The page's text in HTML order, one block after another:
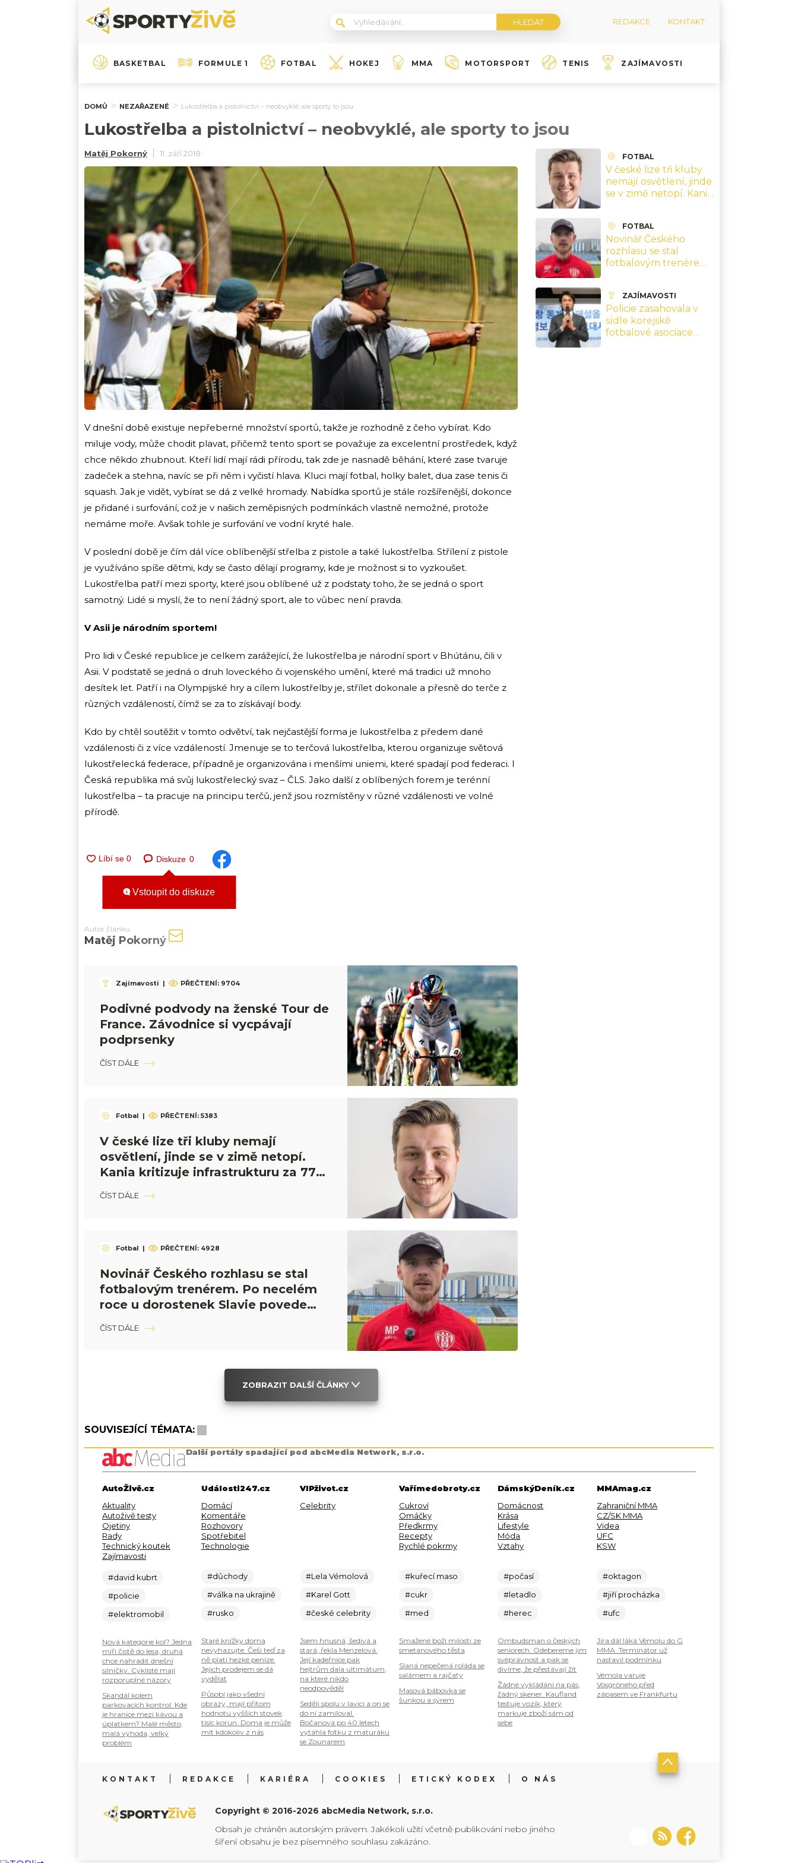
REDAKCE KONTAKT
BASKETBAL FORMULE 1 FOTBAL HOKEJ MMA MOTORSPORT TENIS ZAJÍMAVOSTI
DOMŮ NEZAŘAZENÉ Lukostřelba a pistolnictví – neobvyklé, ale sporty to jsou
Lukostřelba a pistolnictví – neobvyklé, ale sporty to jsou
Matěj Pokorný 11. září 2018
V dnešní době existuje nepřeberné množství sportů, takže je rozhodně z čeho vybírat. Kdo
miluje vody, může chodit plavat, přičemž tento sport se považuje za excelentní prostředek, když
chce někdo zhubnout. Kteří lidí mají rádi přírodu, tak zde je nasnadě běhání, které zase tvaruje
zadeček a stehna, navíc se při něm i vyčistí hlava. Kluci mají fotbal, holky balet, dua zase tenis či
squash. Jak je vidět, vybírat se dá z velké hromady. Nabídka sportů je stále rozšířenější, dokonce
je přidané i surfování, což je v našich zeměpisných podmínkách vlastně nemožné, protože
nemáme moře. Avšak tohle je surfování ve vodní kryté hale.
V poslední době je čím dál více oblíbenější střelba z pistole a také lukostřelba. Střílení z pistole
je využíváno spíše dětmi, kdy se často dělají programy, kde je možnost si to vyzkoušet.
Lukostřelba patří mezi sporty, které jsou oblíbené už z podstaty toho, že se jedná o sport
samotný. Lidé si myslí, že to není žádný sport, ale to vůbec není pravda.
V Asii je národním sportem!
Pro lidi v České republice je celkem zarážející, že lukostřelba je národní sport v Bhútánu, čili v
Asii. V podstatě se jedná o druh loveckého či vojenského umění, které má tradici už mnoho
desítek let. Patří i na Olympijské hry a cílem lukostřelby je, střílet dokonale a přesně do terče z
různých vzdáleností, čímž se za to získávají body.
Kdo by chtěl soutěžit v tomto odvětví, tak nejčastější forma je lukostřelba z předem dané
vzdálenosti či z více vzdáleností. Jmenuje se to terčová lukostřelba, kterou organizuje světová
lukostřelecká federace, případně je organizována i menšími uniemi, které spadají pod federaci. I
Česká republika má svůj lukostřelecký svaz – ČLS. Jako další z oblíbených forem je terénní
lukostřelba – ta pracuje na principu terčů, jenž jsou rozmístěny v různé vzdálenosti ve volné
přírodě.
Diskuze 0
Vstoupit do diskuze
Autor článku
Matěj Pokorný
Zajímavosti | PŘEČTENÍ: 9704
Podivné podvody na ženské Tour de
France. Závodnice si vycpávají
podprsenky
ČÍST DÁLE
Fotbal | PŘEČTENÍ: 5383
V české lize tři kluby nemají
osvětlení, jinde se v zimě netopí.
Kania kritizuje infrastrukturu za 770
milionů
ČÍST DÁLE
Fotbal | PŘEČTENÍ: 4928
Novinář Českého rozhlasu se stal
fotbalovým trenérem. Po necelém
roce u dorostenek Slavie povede
druholigový tým
ČÍST DÁLE
ZOBRAZIT DALŠÍ ČLÁNKY
SOUVISEJÍCÍ TÉMATA:
FOTBAL
V české lize tři kluby
nemají osvětlení, jinde
se v zimě netopí. Kania
milionů
FOTBAL
Novinář Českého
rozhlasu se stal
fotbalovým trenérem.
povede druholigový
tým
ZAJÍMAVOSTI
Policie zasahovala v
sídle korejské
fotbalové asociace
Další portály spadající pod abcMedia Network, s.r.o.
AutoŽivě.cz
Aktuality
Autoživě testy
Ojetiny
Rady
Technický koutek
Zajímavosti
#david kubrt
#policie
#elektromobil
Nová kategorie kol? Jedna
míří čistě do lesa, druhá
chce nahradit dnešní
silničky. Cyklisté mají
rozporuplné názory
Skandál kolem
parkovacích kontrol: Kde
je hranice mezi kávou a
úplatkem? Malé město,
malá výhoda, velký
problém
Události247.cz
Domácí
Komentáře
Rozhovory
Spotřebitel
Technologie
#důchody
#válka na ukrajině
#rusko
Staré knížky doma
nevyhazujte. Češi teď za
ně platí hezké peníze.
Jejich prodejem se dá
vydělat
Působí jako všední
obrazy, mají přitom
hodnotu vyšších stovek
tisíc korun. Doma je může
mít kdokoliv z nás
VIPživot.cz
Celebrity
#Lela Vémolová
#Karel Gott
#české celebrity
Jsem hnusná, šedivá a
stará, řekla Menzelová.
Její kadeřnice pak
hejtrům dala ultimátum,
na které nikdo
neodpověděl
Seděli spolu v lavici a on se
do ní zamiloval.
Bočanová po 40 letech
vytáhla fotku z maturáku
se Zounarem
Vařímedobroty.cz
Cukroví
Omáčky
Předkrmy
Recepty
Rychlé pokrmy
#kuřecí maso
#cukr
#med
Smažené boží milosti ze
smetanového těsta
Slaná nepečená roláda se
salámem a rajčaty
Masová bábovka se
šunkou a sýrem
DámskýDeník.cz
Domácnost
Krása
Lifestyle
Móda
Vztahy
#počasí
#letadlo
#herec
Ombudsman o českých
seniorech: Odebereme jim
svéprávnost a pak se
divíme, že přestávají žít
Žádné vykládání na pás,
žádný skener. Kaufland
testuje vozík, který
markuje zboží sám od
sebe
MMAmag.cz
Zahraniční MMA
CZ/SK MMA
Videa
UFC
KSW
#oktagon
#jiří procházka
#ufc
Jíra dál láká Vémolu do G
MMA. Terminátor už
nastavil podmínku
Vémola varuje
Vosgröneho před
zápasem ve Frankfurtu
KONTAKT REDAKCE KARIÉRA COOKIES ETICKÝ KODEX O NÁS
Copyright © 2016-2026 abcMedia Network, s.r.o.
Obsah je chráněn autorským právem. Jakékoli užití včetně publikování nebo jiného
šíření obsahu je bez písemného souhlasu zakázáno.